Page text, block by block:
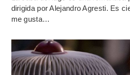
dirigida por Alejandro Agresti. Es
me gusta…